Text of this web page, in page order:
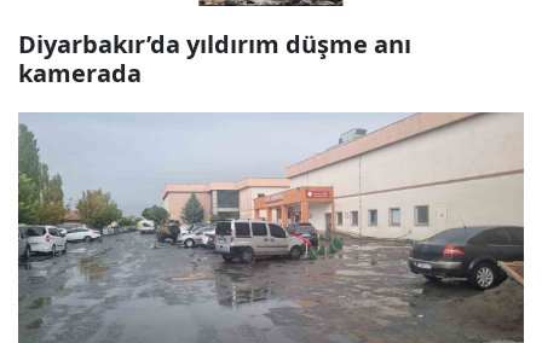
Diyarbakır’da yıldırım düşme anı
kamerada